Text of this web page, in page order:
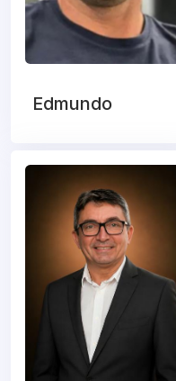
Edmundo